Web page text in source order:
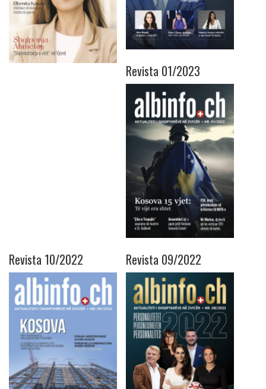
Revista 01/2023
Revista 10/2022 Revista 09/2022